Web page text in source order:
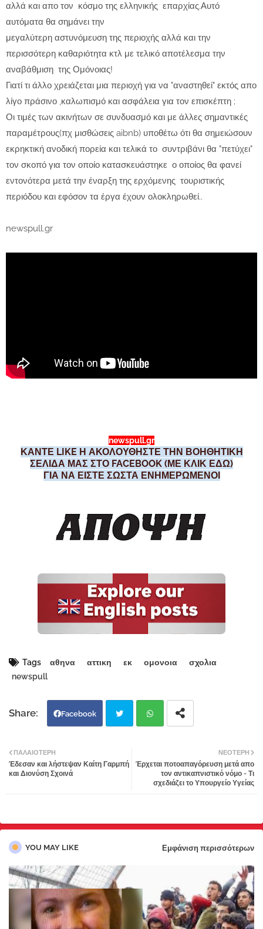
αλλά και απο τον κόσμο της ελληνικής επαρχίας.Αυτό
αυτόματα θα σημάνει την
μεγαλύτερη αστυνόμευση της περιοχής αλλά και την
περισσότερη καθαριότητα κτλ με τελικό αποτέλεσμα την
αναβάθμιση της Ομόνοιας!
Γιατί τι άλλο χρειάζεται μια περιοχή για να "αναστηθεί" εκτός απο
λίγο πράσινο ,καλωπισμό και ασφάλεια για τον επισκέπτη ;
Οι τιμές των ακινήτων σε συνδυασμό και με άλλες σημαντικές
παραμέτρους(πχ μισθώσεις aibnb) υποθέτω ότι θα σημειώσουν
εκρηκτική ανοδική πορεία και τελικά το συντριβάνι θα "πετύχει"
τον σκοπό για τον οποίο κατασκευάστηκε ο οποίος θα φανεί
εντονότερα μετά την έναρξη της ερχόμενης τουριστικής
περιόδου και εφόσον τα έργα έχουν ολοκληρωθεί..
newspull.gr
newspull.gr
ΚΑΝΤΕ LIKE Η ΑΚΟΛΟΥΘΗΣΤΕ ΤΗΝ ΒΟΗΘΗΤΙΚΗ
ΣΕΛΙΔΑ ΜΑΣ ΣΤΟ FACEBOOK (ΜΕ ΚΛΙΚ ΕΔΩ)
ΓΙΑ ΝΑ ΕΙΣΤΕ ΣΩΣΤΑ ΕΝΗΜΕΡΩΜΕΝΟΙ
Tags αθηνα αττικη εκ ομονοια
σχολια
newspull
Facebook
tter atsa
ΝΕΌΤΕΡΗ
Έρχεται ποτοαπαγόρευση μετά απο
τον αντικαπνιστικό νόμο - Τι
σχεδιάζει το Υπουργείο Υγείας
ΠΑΛΑΙΌΤΕΡΗ
Έδεσαν και λήστεψαν Καίτη Γαρμπή
και Διονύση Σχοινά
YOU MAY LIKE Εμφάνιση περισσότερων